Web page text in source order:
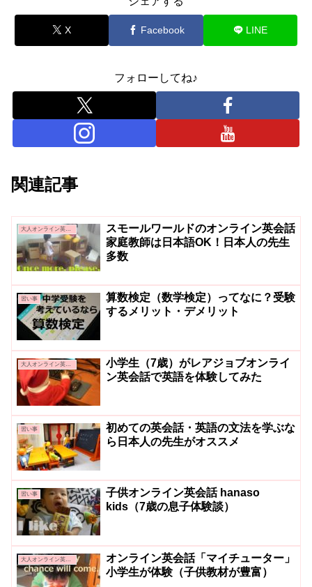
X Facebook LINE
フォローしてね♪
関連記事
大人オンライン英会話
スモールワールドのオンライン英会話
家庭教師は日本語OK！日本人の先生
多数
習い事
算数検定（数学検定）ってなに？受験
するメリット・デメリット
大人オンライン英会話
小学生（7歳）がレアジョブオンライ
ン英会話で英語を体験してみた
習い事
初めての英会話・英語の文法を学ぶな
ら日本人の先生がオススメ
習い事
子供オンライン英会話 hanaso
kids（7歳の息子体験談）
大人オンライン英会話
オンライン英会話「マイチューター」
小学生が体験（子供教材が豊富）